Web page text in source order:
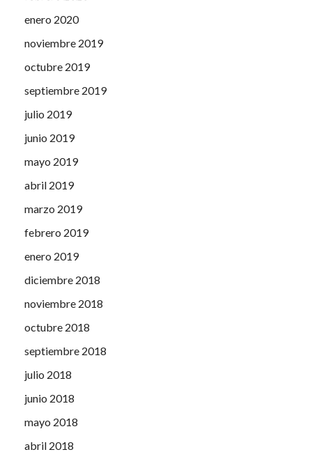
enero 2020
noviembre 2019
octubre 2019
septiembre 2019
julio 2019
junio 2019
mayo 2019
abril 2019
marzo 2019
febrero 2019
enero 2019
diciembre 2018
noviembre 2018
octubre 2018
septiembre 2018
julio 2018
junio 2018
mayo 2018
abril 2018